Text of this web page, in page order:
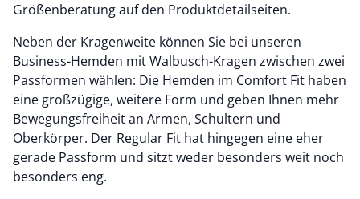
Größenberatung auf den Produktdetailseiten.
Neben der Kragenweite können Sie bei unseren
Business-Hemden mit Walbusch-Kragen zwischen zwei
Passformen wählen: Die Hemden im Comfort Fit haben
eine großzügige, weitere Form und geben Ihnen mehr
Bewegungsfreiheit an Armen, Schultern und
Oberkörper. Der Regular Fit hat hingegen eine eher
gerade Passform und sitzt weder besonders weit noch
besonders eng.